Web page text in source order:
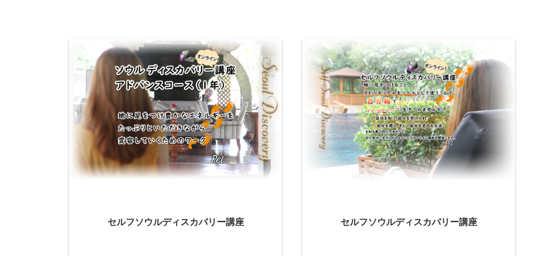
セルフソウルディスカバリー講座 セルフソウルディスカバリー講座